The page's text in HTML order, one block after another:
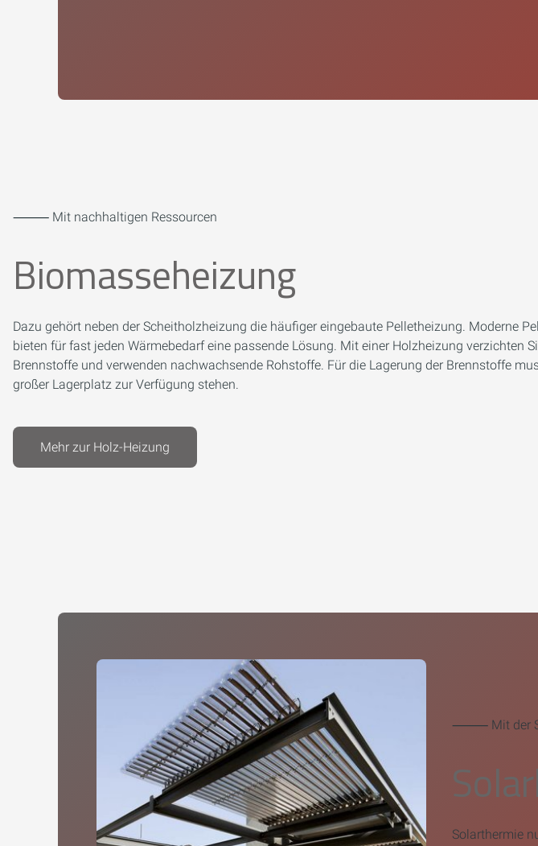
⸻ Mit nachhaltigen Ressourcen
Biomasseheizung
Dazu gehört neben der Scheitholzheizung die häufiger eingebaute Pelletheizung. Moderne
bieten für fast jeden Wärmebedarf eine passende Lösung. Mit einer Holzheizung verzichten
Brennstoffe und verwenden nachwachsende Rohstoffe. Für die Lagerung der Brennstoffe
großer Lagerplatz zur Verfügung stehen.
Mehr zur Holz-Heizung
⸻ Mit der
Solarthermie